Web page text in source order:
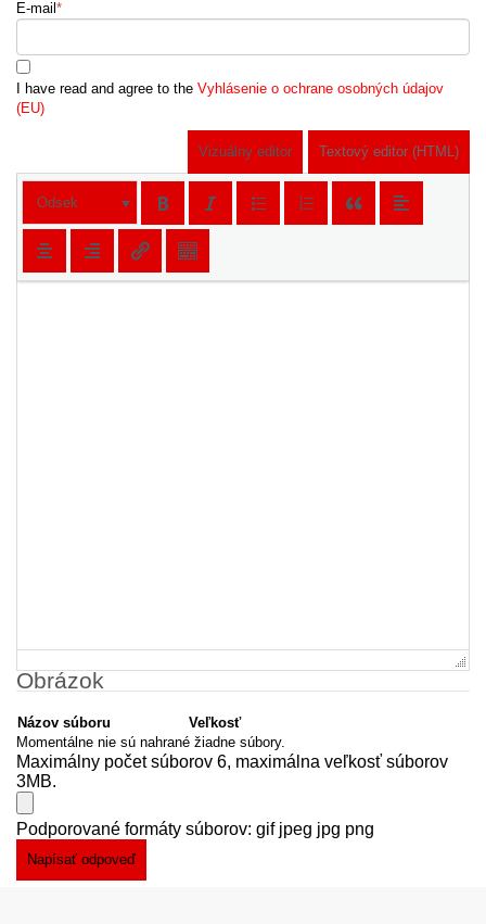
E-mail *
I have read and agree to the Vyhlásenie o ochrane osobných údajov
(EU)
Vizuálny editor Textový editor (HTML)
Odsek
Obrázok
Názov súboru
Veľkosť
Momentálne nie sú nahrané žiadne súbory.
Maximálny počet súborov 6, maximálna veľkosť súborov
3MB.
Podporované formáty súborov: gif jpeg jpg png